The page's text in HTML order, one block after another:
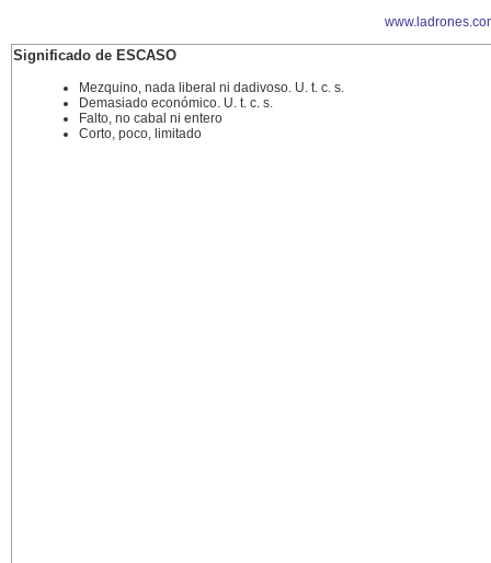
Significado de ESCASO
Mezquino, nada liberal ni dadivoso. U. t. c. s.
Demasiado económico. U. t. c. s.
Falto, no cabal ni entero
Corto, poco, limitado